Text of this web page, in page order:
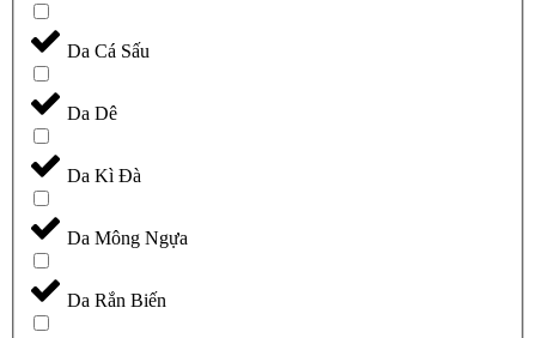
Da Cá Sấu
Da Dê
Da Kì Đà
Da Mông Ngựa
Da Rắn Biến